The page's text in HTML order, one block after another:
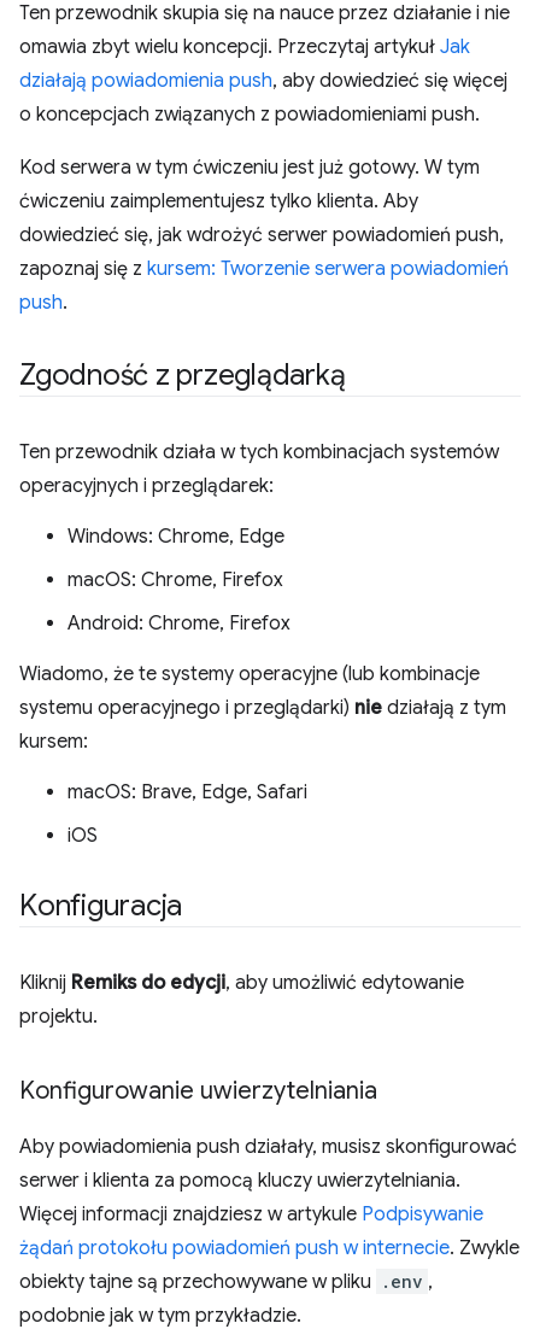
Ten przewodnik skupia się na nauce przez działanie i nie
omawia zbyt wielu koncepcji. Przeczytaj artykuł Jak
działają powiadomienia push, aby dowiedzieć się więcej
o koncepcjach związanych z powiadomieniami push.
Kod serwera w tym ćwiczeniu jest już gotowy. W tym
ćwiczeniu zaimplementujesz tylko klienta. Aby
dowiedzieć się, jak wdrożyć serwer powiadomień push,
zapoznaj się z kursem: Tworzenie serwera powiadomień
push.
Zgodność z przeglądarką
Ten przewodnik działa w tych kombinacjach systemów
operacyjnych i przeglądarek:
Windows: Chrome, Edge
macOS: Chrome, Firefox
Android: Chrome, Firefox
Wiadomo, że te systemy operacyjne (lub kombinacje
systemu operacyjnego i przeglądarki) nie działają z tym
kursem:
macOS: Brave, Edge, Safari
iOS
Konfiguracja
Kliknij Remiks do edycji, aby umożliwić edytowanie
projektu.
Konfigurowanie uwierzytelniania
Aby powiadomienia push działały, musisz skonfigurować
serwer i klienta za pomocą kluczy uwierzytelniania.
Więcej informacji znajdziesz w artykule Podpisywanie
żądań protokołu powiadomień push w internecie. Zwykle
obiekty tajne są przechowywane w pliku
.env ,
podobnie jak w tym przykładzie.